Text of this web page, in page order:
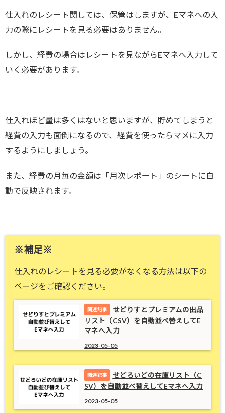
仕入れのレシート関しては、保管はしますが、Eマネへの入
力の際にレシートを見る必要はありません。
しかし、経費の場合はレシートを見ながらEマネへ入力して
いく必要があります。
仕入れほど量は多くはないと思いますが、貯めてしまうと
経費の入力も面倒になるので、経費を使ったらマメに入力
するようにしましょう。
また、経費の月毎の金額は「月次レポート」のシートに自
動で反映されます。
※補足※
仕入れのレシートを見る必要がなくなる方法は以下の
ページをご確認ください。
せどりすとプレミアムの出品
リスト（CSV）を自動並べ替えしてE
マネへ入力
2023-05-05
せどろいどの在庫リスト（C
SV）を自動並べ替えしてEマネへ入力
2023-05-05